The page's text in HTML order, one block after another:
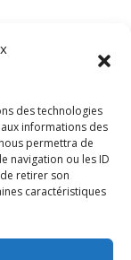
des technologies
informations des
permettra de
navigation ou les ID
retirer son
caractéristiques